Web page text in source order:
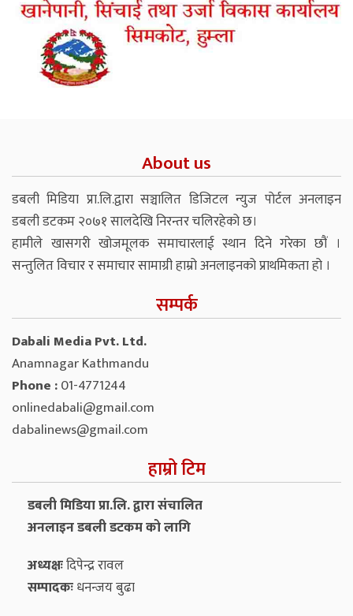
About us
डबली मिडिया प्रा.लि.द्वारा सञ्चालित डिजिटल न्युज पोर्टल अनलाइन
डबली डटकम २०७१ सालदेखि निरन्तर चलिरहेको छ।
हामीले खासगरी खोजमूलक समाचारलाई स्थान दिने गरेका छौं ।
सन्तुलित विचार र समाचार सामाग्री हाम्रो अनलाइनको प्राथमिकता हो ।
सम्पर्क
Dabali Media Pvt. Ltd.
Anamnagar Kathmandu
Phone :01-4771244
onlinedabali@gmail.com
dabalinews@gmail.com
हाम्रो टिम
डबली मिडिया प्रा.लि. द्वारा संचालित
अनलाइन डबली डटकम को लागि
अध्यक्षःदिपेन्द्र रावल
सम्पादकःधनन्‍जय बुढा